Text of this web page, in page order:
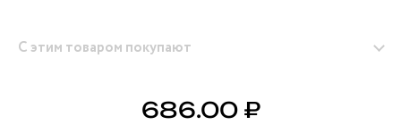
С этим товаром покупают
686.00 ₽